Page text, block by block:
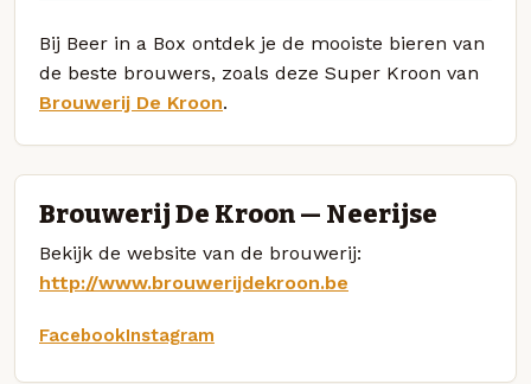
Bij Beer in a Box ontdek je de mooiste bieren van
de beste brouwers, zoals deze Super Kroon van
Brouwerij De Kroon.
Brouwerij De Kroon — Neerijse
Bekijk de website van de brouwerij:
http://www.brouwerijdekroon.be
FacebookInstagram